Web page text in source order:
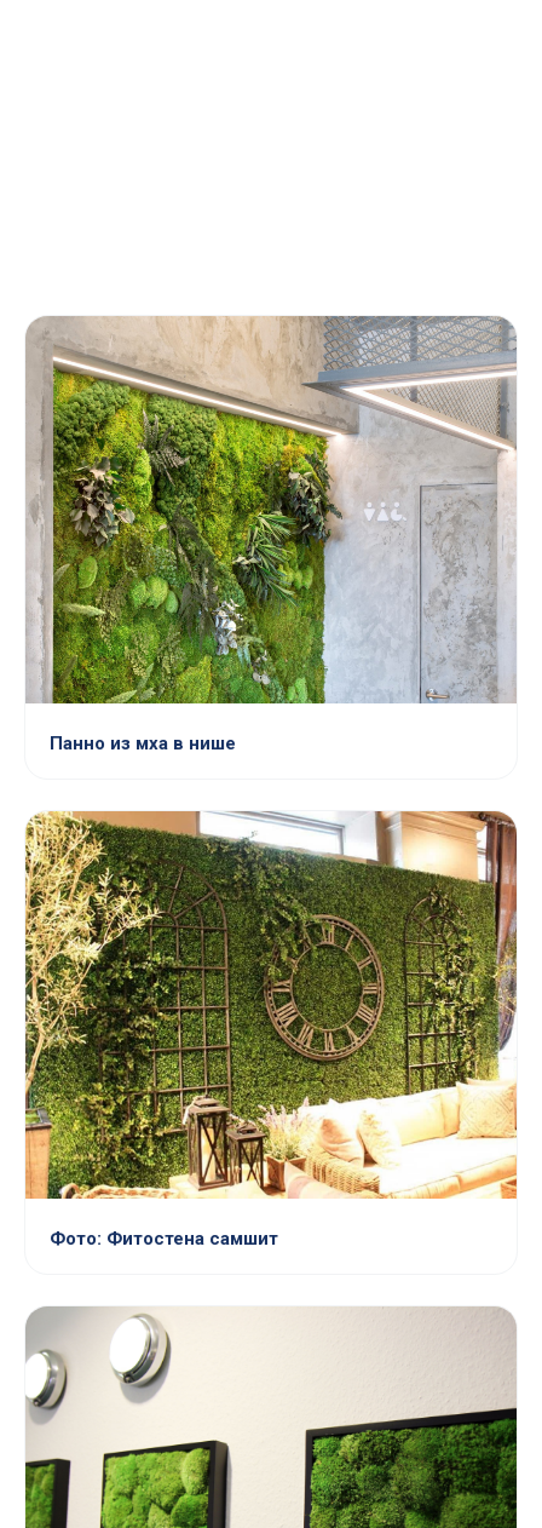
Панно из мха в нише
Фото: Фитостена самшит